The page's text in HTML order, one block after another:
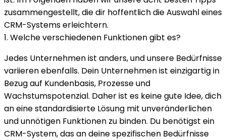
zusammengestellt, die dir hoffentlich die Auswahl eines
CRM-Systems erleichtern.
1. Welche verschiedenen Funktionen gibt es?
Jedes Unternehmen ist anders, und unsere Bedürfnisse
variieren ebenfalls. Dein Unternehmen ist einzigartig in
Bezug auf Kundenbasis, Prozesse und
Wachstumspotenzial. Daher ist es keine gute Idee, dich
an eine standardisierte Lösung mit unveränderlichen
und unnötigen Funktionen zu binden. Du benötigst ein
CRM-System, das an deine spezifischen Bedürfnisse